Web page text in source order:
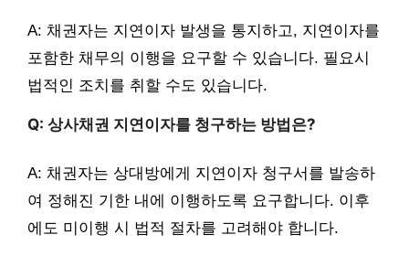
A: 채권자는 지연이자 발생을 통지하고, 지연이자를
포함한 채무의 이행을 요구할 수 있습니다. 필요시
법적인 조치를 취할 수도 있습니다.
Q: 상사채권 지연이자를 청구하는 방법은?
A: 채권자는 상대방에게 지연이자 청구서를 발송하
여 정해진 기한 내에 이행하도록 요구합니다. 이후
에도 미이행 시 법적 절차를 고려해야 합니다.